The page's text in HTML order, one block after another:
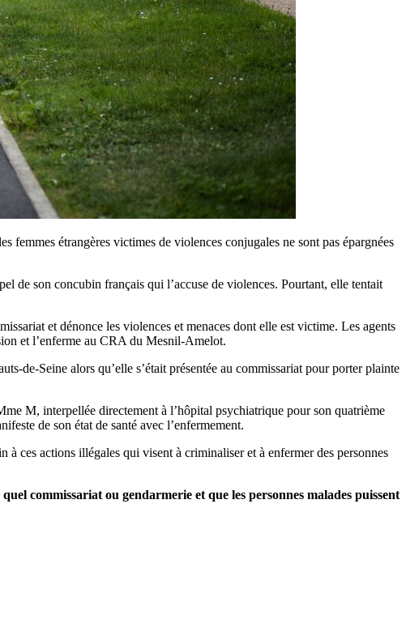
femmes étrangères victimes de violences conjugales ne sont pas épargnées
de son concubin français qui l’accuse de violences. Pourtant, elle tentait
et dénonce les violences et menaces dont elle est victime. Les agents
et l’enferme au CRA du Mesnil-Amelot.
de-Seine alors qu’elle s’était présentée au commissariat pour porter plainte
M, interpellée directement à l’hôpital psychiatrique pour son quatrième
de son état de santé avec l’enfermement.
ces actions illégales qui visent à criminaliser et à enfermer des personnes
commissariat ou gendarmerie et que les personnes malades puissent